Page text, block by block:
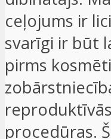
ceļojums ir
svarīgi ir būt
pirms
procedūras.